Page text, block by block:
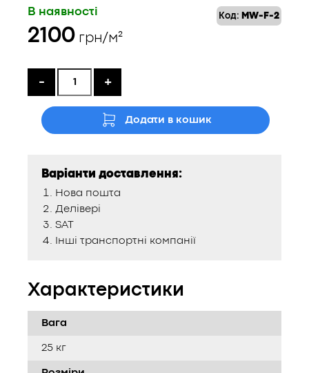
Код: MW-F-2
В наявності
2100 грн/м²
- +
Додати в кошик
Варіанти доставлення:
Нова пошта
Делівері
SAT
Інші транспортні компанії
Характеристики
Вага
25 кг